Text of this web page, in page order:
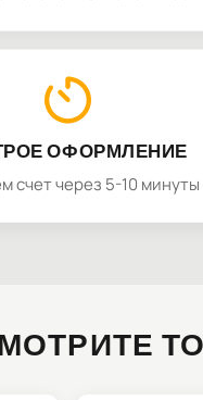
ОФОРМЛЕНИЕ
счет через 5-10 минуты